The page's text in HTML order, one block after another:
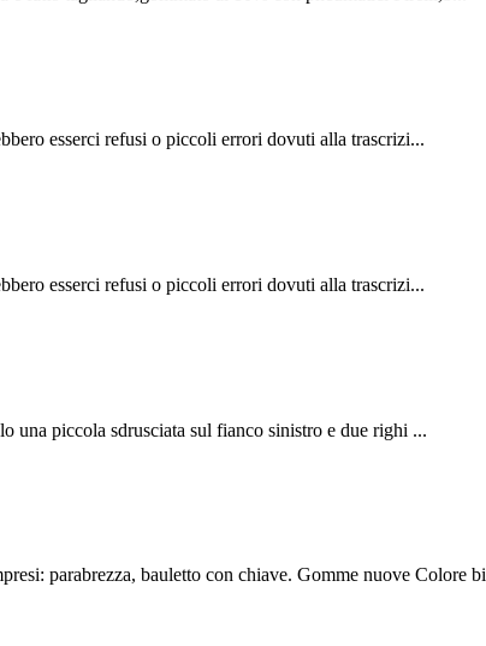
esserci refusi o piccoli errori dovuti alla trascrizi...
esserci refusi o piccoli errori dovuti alla trascrizi...
una piccola sdrusciata sul fianco sinistro e due righi ...
parabrezza, bauletto con chiave. Gomme nuove Colore